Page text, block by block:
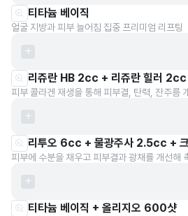
티타늄 베이직
얼굴 지방과 피부 늘어짐 집중 프리미엄 리프팅
리쥬란 HB 2cc + 리쥬란 힐러
피부 콜라겐 재생을 통해 피부결, 탄력, 잔주름
리투오 6cc + 물광주사 2.5cc +
피부에 수분을 채우고 피부결과 광채를 개선해
티타늄 베이직 + 올리지오 600샷